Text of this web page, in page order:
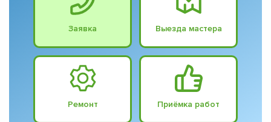
Заявка Выезда мастера
Ремонт Приёмка работ